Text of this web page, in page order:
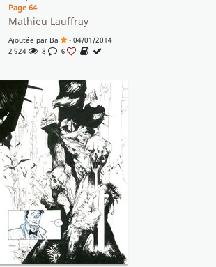
Page 64
Mathieu Lauffray
Ajoutée par Ba
- 04/01/2014
2 924
8 6